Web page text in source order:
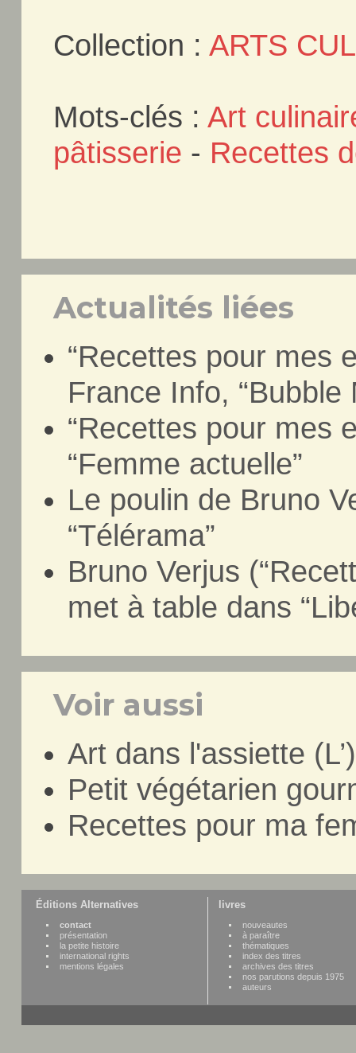
Collection :ARTS
Mots-clés :Art
pâtisserie - Recettes
Actualités liées
“Recettes pour mes
France Info, “Bubble
“Recettes pour mes
“Femme actuelle”
Le poulin de Bruno
“Télérama”
Bruno Verjus
met à table dans
Voir aussi
Art dans l'assiette (L’)
Petit végétarien
Recettes pour ma
Éditions Alternatives
contact
présentation
la petite histoire
international rights
mentions légales
livres
nouveautes
à paraître
thématiques
index des titres
archives des titres
nos parutions depuis 1975
auteurs